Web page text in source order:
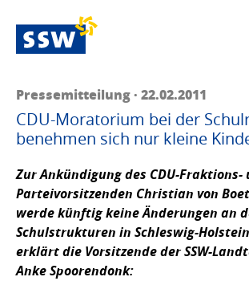
Pressemitteilung · 22.02.2011
CDU-Moratorium bei der
benehmen sich nur kleine
Zur Ankündigung des CDU-Fraktions-
Parteivorsitzenden Christian von
werde künftig keine Änderungen an
Schulstrukturen in Schleswig-
erklärt die Vorsitzende der SSW-
Anke Spoorendonk: